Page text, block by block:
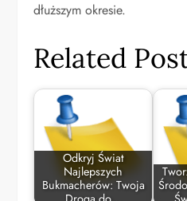
dłuższym okresie.
Related
Odkryj Świat
Najlepszych
Bukmacherów: Twoja